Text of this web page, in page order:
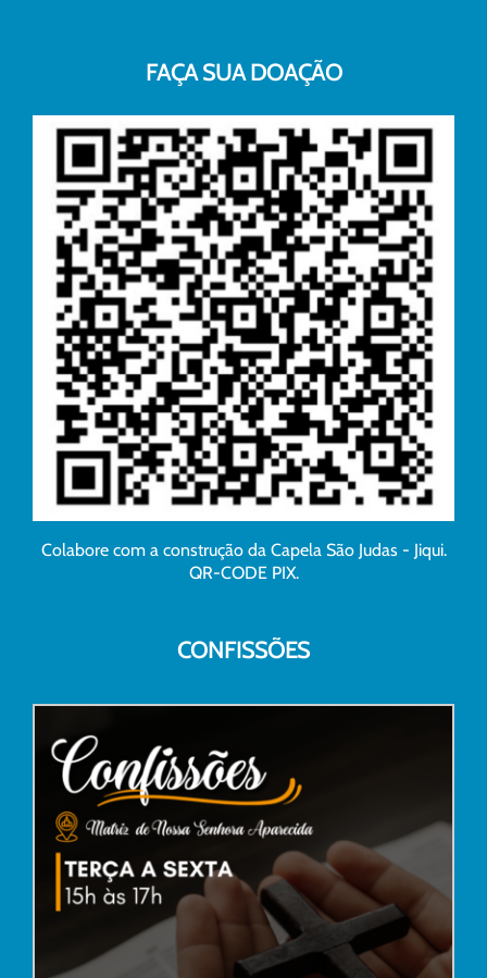
FAÇA SUA DOAÇÃO
Colabore com a construção da Capela São Judas - Jiqui.
QR-CODE PIX.
CONFISSÕES